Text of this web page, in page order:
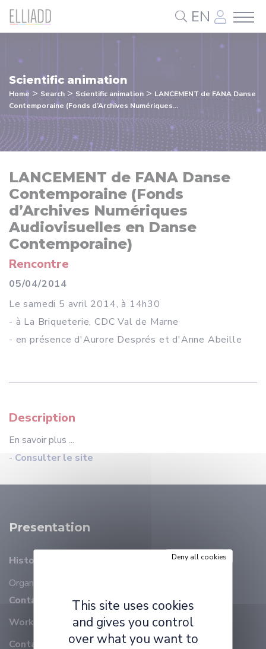
EN
Scientific animation
Home > Search > Scientific animation > LANCEMENT de FANA Danse
Contemporaine (Fonds d’Archives Numériques...
LANCEMENT de FANA Danse
Contemporaine (Fonds
d’Archives Numériques
Audiovisuelles en Danse
Contemporaine)
Rencontre
05/04/2014
Le samedi 5 avril 2014, à 14h30
- à La Briqueterie, CDC Val de Marne
- en présence d'Aurore Després et d'Anne Abeille
Description
En savoir plus ...
- Consulter le site
Presentation
History
Organizational chart
Contact details
Working at ELLIADD
Contact
Cookies management panel
This site uses cookies
and gives you control
over what you want to
Deny all cookies